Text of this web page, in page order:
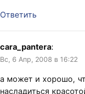
Ответить
cara_pantera:
Вс, 6 Апр, 2008 в 16:22
а может и хорошо,
насладиться